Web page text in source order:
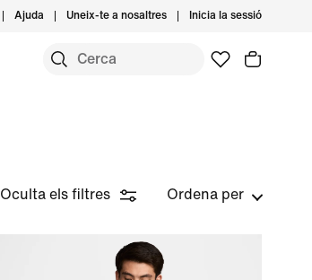
Ajuda Uneix-te a nosaltres Inicia la sessió
Oculta els filtres Ordena per